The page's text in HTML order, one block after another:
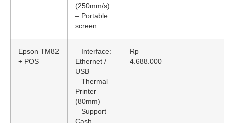
(250mm/s)
– Portable
screen
Epson TM82
+ POS
– Interface:
Ethernet /
USB
– Thermal
Printer
(80mm)
– Support
Rp
4.688.000
–